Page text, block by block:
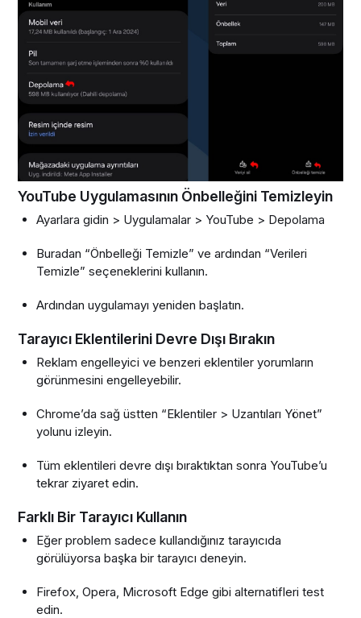
YouTube Uygulamasının Önbelleğini Temizleyin
Ayarlara gidin > Uygulamalar > YouTube > Depolama
Buradan “Önbelleği Temizle” ve ardından “Verileri
Temizle” seçeneklerini kullanın.
Ardından uygulamayı yeniden başlatın.
Tarayıcı Eklentilerini Devre Dışı Bırakın
Reklam engelleyici ve benzeri eklentiler yorumların
görünmesini engelleyebilir.
Chrome’da sağ üstten “Eklentiler > Uzantıları Yönet”
yolunu izleyin.
Tüm eklentileri devre dışı bıraktıktan sonra YouTube’u
tekrar ziyaret edin.
Farklı Bir Tarayıcı Kullanın
Eğer problem sadece kullandığınız tarayıcıda
görülüyorsa başka bir tarayıcı deneyin.
Firefox, Opera, Microsoft Edge gibi alternatifleri test
edin.